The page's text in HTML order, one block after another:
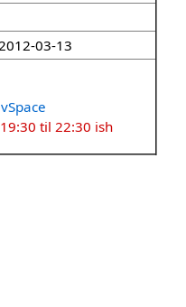
03-13
19:30 til 22:30 ish